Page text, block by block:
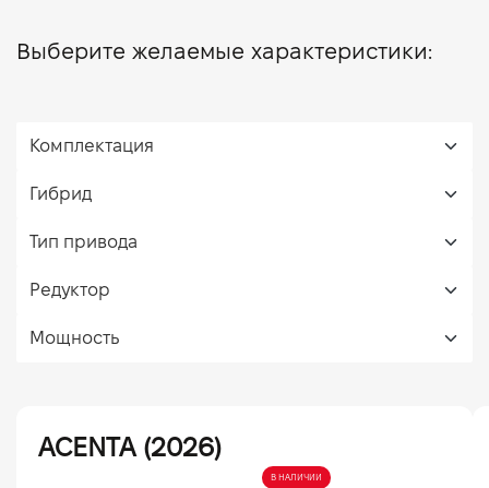
Выберите желаемые характеристики:
ACENTA (2026)
В НАЛИЧИИ